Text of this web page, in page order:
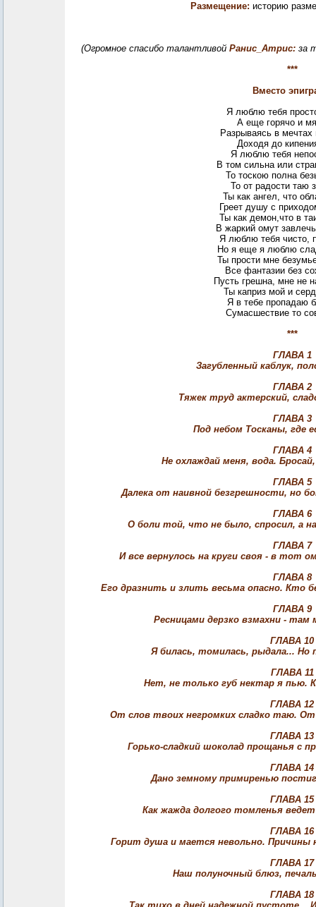
Размещение: историю
(Огромное спасибо талантливой Ранис_Атрис: за
***
Вместо
Я люблю тебя
А еще горячо и
Разрываясь в мечтах
Доходя до
Я люблю тебя
В том сильна или
То тоскою полна
То от радости таю
Ты как ангел, что
Греет душу с
Ты как демон,что в
В жаркий омут
Я люблю тебя чисто,
Но я еще я люблю
Ты прости мне
Все фантазии без
Пусть грешна, мне не
Ты каприз мой и
Я в тебе пропадаю
Сумасшествие то
***
ГЛАВА 1
Загубленный каблук,
ГЛАВА 2
Тяжек труд актерский,
ГЛАВА 3
Под небом Тосканы, где
ГЛАВА 4
Не охлаждай меня, вода.
ГЛАВА 5
Далека от наивной безгрешности, но
ГЛАВА 6
О боли той, что не было, спросил, а
ГЛАВА 7
И все вернулось на круги своя - в тот
ГЛАВА 8
Его дразнить и злить весьма опасно. Кто
ГЛАВА 9
Ресницами дерзко взмахни - там
ГЛАВА 10
Я билась, томилась, рыдала... Но
ГЛАВА 11
Нет, не только губ нектар я пью.
ГЛАВА 12
От слов твоих негромких сладко таю.
ГЛАВА 13
Горько-сладкий шоколад прощанья с
ГЛАВА 14
Дано земному примиренью
ГЛАВА 15
Как жажда долгого томленья
ГЛАВА 16
Горит душа и мается невольно. Причины
ГЛАВА 17
Наш полуночный блюз,
ГЛАВА 18